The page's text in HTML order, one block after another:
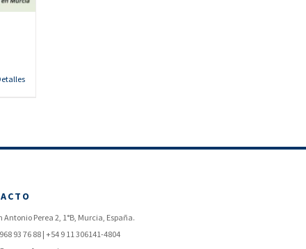
Antonio Perea 2, 1°B, Murcia, España.
93 76 88 | +54 9 11 306141-4804